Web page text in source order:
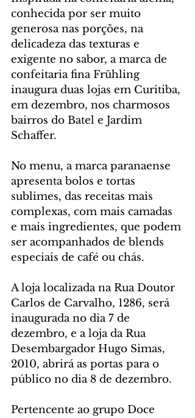
conhecida por ser muito
generosa nas porções, na
delicadeza das texturas e
exigente no sabor, a marca de
confeitaria fina Frühling
inaugura duas lojas em Curitiba,
em dezembro, nos charmosos
bairros do Batel e Jardim
Schaffer.
No menu, a marca paranaense
apresenta bolos e tortas
sublimes, das receitas mais
complexas, com mais camadas
e mais ingredientes, que podem
ser acompanhados de blends
especiais de café ou chás.
A loja localizada na Rua Doutor
Carlos de Carvalho, 1286, será
inaugurada no dia 7 de
dezembro, e a loja da Rua
Desembargador Hugo Simas,
2010, abrirá as portas para o
público no dia 8 de dezembro.
Pertencente ao grupo Doce